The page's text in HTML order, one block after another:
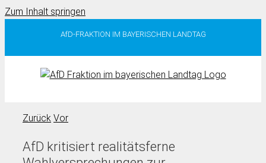
Zum Inhalt springen
AfD-FRAKTION IM BAYERISCHEN LANDTAG
Zurück Vor
AfD kritisiert realitätsferne